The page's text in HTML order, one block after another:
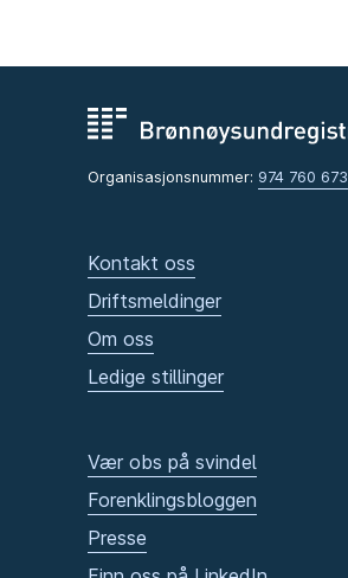
Organisasjonsnummer: 974 760 673
Kontakt oss
Driftsmeldinger
Om oss
Ledige stillinger
Vær obs på svindel
Forenklingsbloggen
Presse